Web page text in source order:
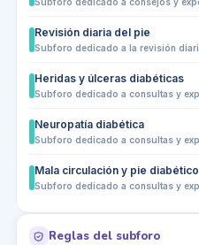
Revisión diaria del pie
Heridas y úlceras diabéticas
Neuropatía diabética
Mala circulación y pie diabético
Reglas del subforo